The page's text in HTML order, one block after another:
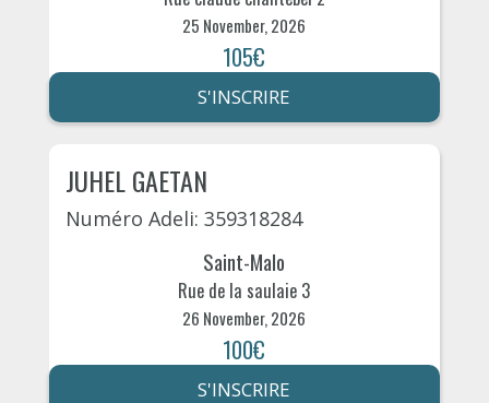
25 November, 2026
105€
S'INSCRIRE
JUHEL GAETAN
Numéro Adeli: 359318284
Saint-Malo
Rue de la saulaie 3
26 November, 2026
100€
S'INSCRIRE